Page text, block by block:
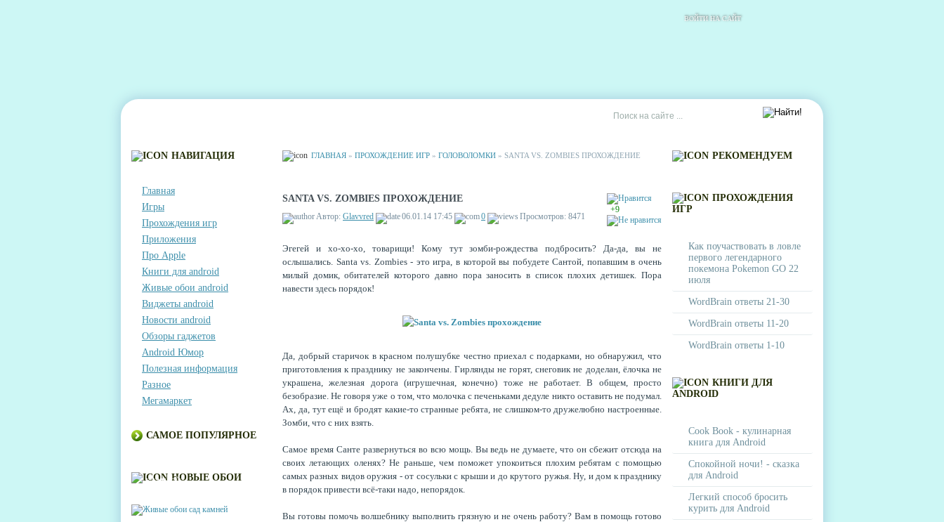
ВОЙТИ НА САЙТ
НАВИГАЦИЯ
Главная
Игры
Прохождения игр
Приложения
Про Apple
Книги для android
Живые обои android
Виджеты android
Новости android
Обзоры гаджетов
Android Юмор
Полезная информация
Разное
Мегамаркет
САМОЕ ПОПУЛЯРНОЕ
НОВЫЕ ОБОИ
КАМНЕЙ
ГЛАВНАЯ » ПРОХОЖДЕНИЕ ИГР » ГОЛОВОЛОМКИ » SANTA VS. ZOMBIES ПРОХОЖДЕНИЕ
+9
SANTA VS. ZOMBIES ПРОХОЖДЕНИЕ
Автор: Glavvred 06.01.14 17:45 0 Просмотров: 8471
Эгегей и хо-хо-хо, товарищи! Кому тут зомби-рождества подбросить? Да-да, вы не
ослышались. Santa vs. Zombies - это игра, в которой вы побудете Сантой, попавшим в очень
милый домик, обитателей которого давно пора заносить в список плохих детишек. Пора
навести здесь порядок!
Да, добрый старичок в красном полушубке честно приехал с подарками, но обнаружил, что
приготовления к празднику не закончены. Гирлянды не горят, снеговик не доделан, ёлочка не
украшена, железная дорога (игрушечная, конечно) тоже не работает. В общем, просто
безобразие. Не говоря уже о том, что молочка с печеньками дедуле никто оставить не подумал.
Ах, да, тут ещё и бродят какие-то странные ребята, не слишком-то дружелюбно настроенные.
Зомби, что с них взять.
Самое время Санте развернуться во всю мощь. Вы ведь не думаете, что он сбежит отсюда на
своих летающих оленях? Не раньше, чем поможет упокоиться плохим ребятам с помощью
самых разных видов оружия - от сосульки с крыши и до крутого ружья. Ну, и дом к празднику
в порядок привести всё-таки надо, непорядок.
Вы готовы помочь волшебнику выполнить грязную и не очень работу? Вам в помощь готово
РЕКОМЕНДУЕМ
ПРОХОЖДЕНИЯ
ИГР
Как поучаствовать в ловле
первого легендарного
покемона Pokemon GO 22
июля
WordBrain ответы 21-30
WordBrain ответы 11-20
WordBrain ответы 1-10
КНИГИ ДЛЯ
ANDROID
Cook Book - кулинарная
книга для Android
Спокойной ночи! - сказка
для Android
Легкий способ бросить
курить для Android